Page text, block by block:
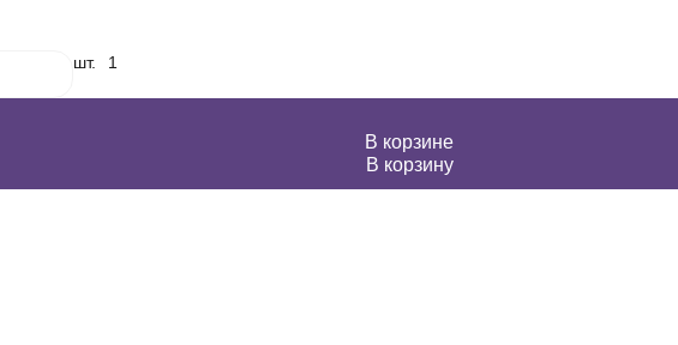
шт. 1
В корзине
В корзину